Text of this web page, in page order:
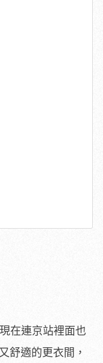
在連京站裡面也
舒適的更衣間，